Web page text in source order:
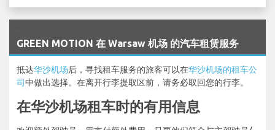
GREEN MOTION 在 Warsaw 机场 的汽车租赁服务
抵达华沙机场后，寻找租车服务的旅客可以在华沙机场的租车公
司中做出选择。在离开行李提取区前，请务必取回您的行李。
在华沙机场租车时的有用信息